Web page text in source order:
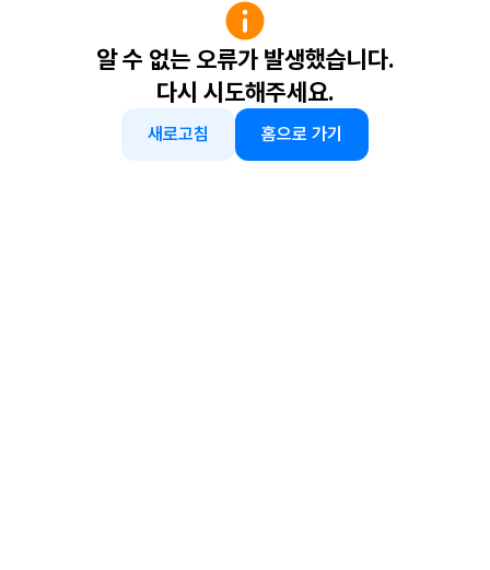
알 수 없는 오류가 발생했습니다.
다시 시도해주세요.
새로고침 홈으로 가기